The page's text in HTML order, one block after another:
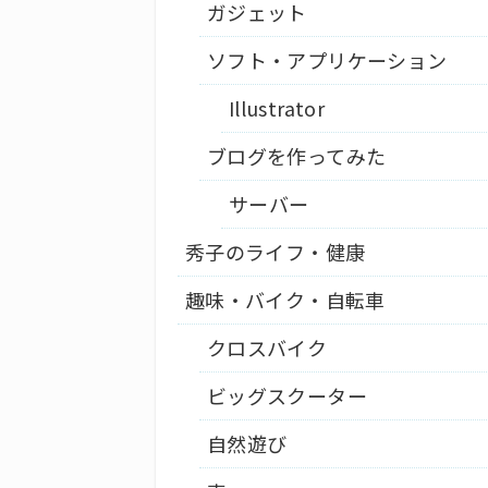
ガジェット
ソフト・アプリケーション
Illustrator
ブログを作ってみた
サーバー
秀子のライフ・健康
趣味・バイク・自転車
クロスバイク
ビッグスクーター
自然遊び